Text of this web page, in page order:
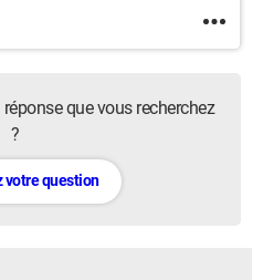
que vous recherchez
?
votre question